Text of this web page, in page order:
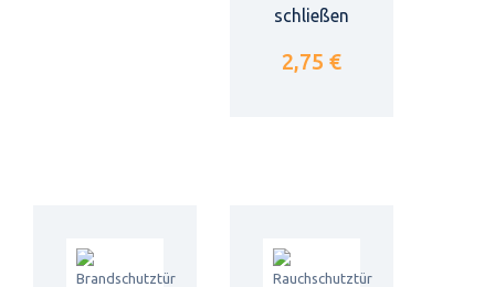
schließen
2,75 €